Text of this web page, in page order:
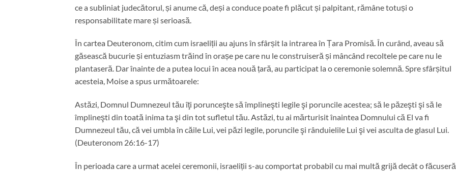
ce a subliniat judecătorul, și anume că, deși a conduce poate fi plăcut și palpitant, rămâne totuși o
responsabilitate mare și serioasă.
În cartea Deuteronom, citim cum israeliții au ajuns în sfârșit la intrarea în Țara Promisă. În curând, aveau să
găsească bucurie și entuziasm trăind în orașe pe care nu le construiseră și mâncând recoltele pe care nu le
plantaseră. Dar înainte de a putea locui în acea nouă țară, au participat la o ceremonie solemnă. Spre sfârșitul
acesteia, Moise a spus următoarele:
Astăzi, Domnul Dumnezeul tău îţi porunceşte să împlineşti legile şi poruncile acestea; să le păzeşti şi să le
împlineşti din toată inima ta şi din tot sufletul tău. Astăzi, tu ai mărturisit înaintea Domnului că El va fi
Dumnezeul tău, că vei umbla în căile Lui, vei păzi legile, poruncile şi rânduielile Lui şi vei asculta de glasul Lui.
(Deuteronom 26:16-17)
În perioada care a urmat acelei ceremonii, israeliții s-au comportat probabil cu mai multă grijă decât o făcuseră